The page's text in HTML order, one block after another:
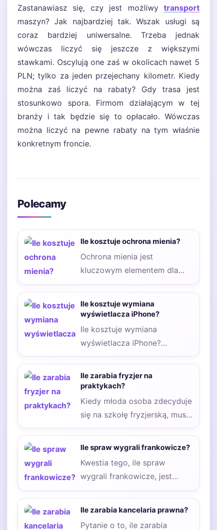
Zastanawiasz się, czy jest możliwy transport
maszyn? Jak najbardziej tak. Wszak usługi są
coraz bardziej uniwersalne. Trzeba jednak
wówczas liczyć się jeszcze z większymi
stawkami. Oscylują one zaś w okolicach nawet 5
PLN; tylko za jeden przejechany kilometr. Kiedy
można zaś liczyć na rabaty? Gdy trasa jest
stosunkowo spora. Firmom działającym w tej
branży i tak będzie się to opłacało. Wówczas
można liczyć na pewne rabaty na tym właśnie
konkretnym froncie.
Polecamy
Ile kosztuje ochrona mienia?
Ochrona mienia jest
kluczowym elementem dla
firm, które chcą zapewnić
zasobów i uniknąć…
Ile kosztuje wymiana
wyświetlacza iPhone?
Ile kosztuje wymiana
wyświetlacza iPhone?
Obecnie każdy z nas ma swój
smartfon. Niektóre osoby
nawet…
Ile zarabia fryzjer na
praktykach?
Kiedy młoda osoba zdecyduje
się na szkołę fryzjerską, musi
liczyć się z tym, że
Ile spraw wygrali frankowicze?
Kwestia tego, ile spraw
wygrali frankowicze, jest
jednym z najczęściej
Ile zarabia kancelaria prawna?
Pytanie o to, ile zarabia